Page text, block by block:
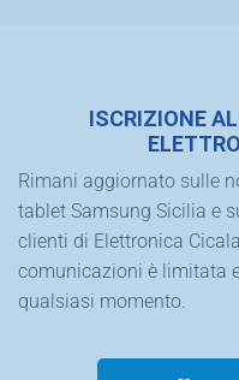
ISCRIZIONE
Rimani aggiornato sulle
tablet Samsung Sicilia e
clienti di Elettronica
comunicazioni è limitata
qualsiasi momento.